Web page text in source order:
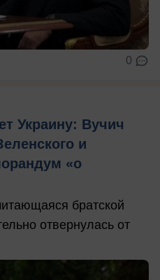
0
Украину: Вучич
и
«о
братской
отвернулась от